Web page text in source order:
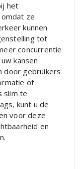
het
ze
kunnen
tot
concurrentie
kansen
door gebruikers
of
slim te
kunt u de
voor deze
en